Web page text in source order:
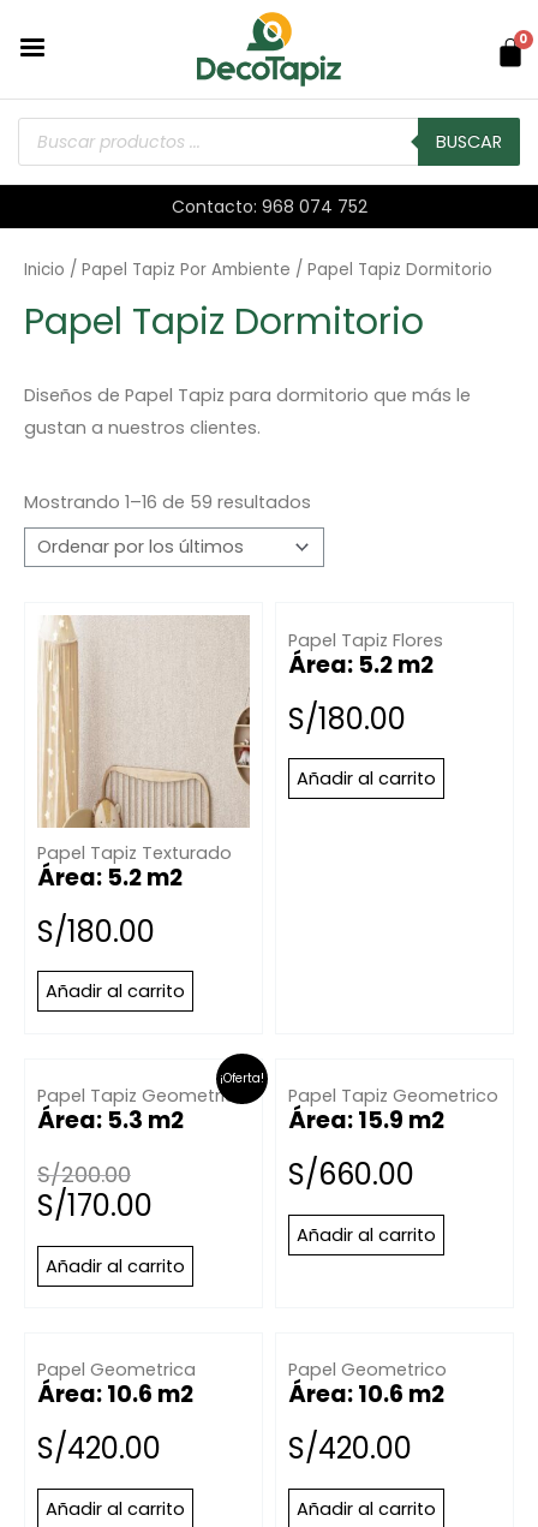
0
BUSCAR
Contacto: 968 074 752
Inicio / Papel Tapiz Por Ambiente / Papel Tapiz Dormitorio
Papel Tapiz Dormitorio
Diseños de Papel Tapiz para dormitorio que más le
gustan a nuestros clientes.
Mostrando 1–16 de 59 resultados
Papel Tapiz Texturado
Área: 5.2 m2
S/180.00
Añadir al carrito
Papel Tapiz Flores
Área: 5.2 m2
S/180.00
Añadir al carrito
¡Oferta!
Papel Tapiz Geometrico
Área: 5.3 m2
S/200.00
S/170.00
Añadir al carrito
Papel Tapiz Geometrico
Área: 15.9 m2
S/660.00
Añadir al carrito
Papel Geometrica
Área: 10.6 m2
S/420.00
Añadir al carrito
Papel Geometrico
Área: 10.6 m2
S/420.00
Añadir al carrito